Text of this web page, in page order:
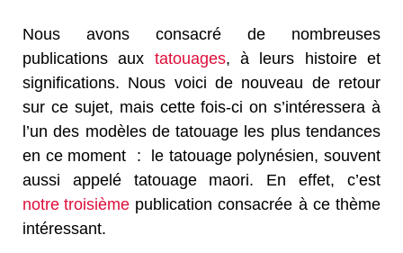
Nous avons consacré de nombreuses
publications aux tatouages, à leurs histoire et
significations. Nous voici de nouveau de retour
sur ce sujet, mais cette fois-ci on s’intéressera à
l’un des modèles de tatouage les plus tendances
en ce moment : le tatouage polynésien, souvent
aussi appelé tatouage maori. En effet, c’est
notre troisième publication consacrée à ce thème
intéressant.